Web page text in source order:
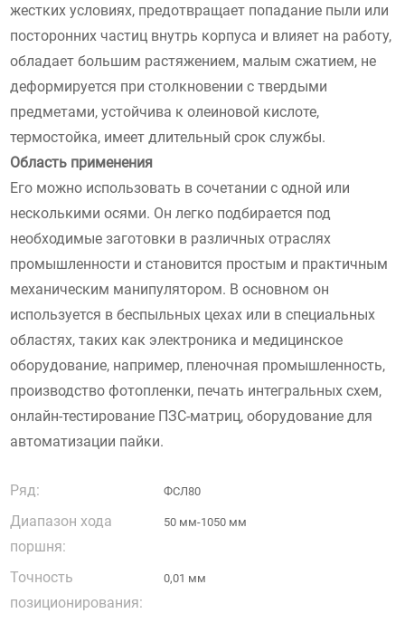
жестких условиях, предотвращает попадание пыли или
посторонних частиц внутрь корпуса и влияет на работу,
обладает большим растяжением, малым сжатием, не
деформируется при столкновении с твердыми
предметами, устойчива к олеиновой кислоте,
термостойка, имеет длительный срок службы.
Область применения
Его можно использовать в сочетании с одной или
несколькими осями. Он легко подбирается под
необходимые заготовки в различных отраслях
промышленности и становится простым и практичным
механическим манипулятором. В основном он
используется в беспыльных цехах или в специальных
областях, таких как электроника и медицинское
оборудование, например, пленочная промышленность,
производство фотопленки, печать интегральных схем,
онлайн-тестирование ПЗС-матриц, оборудование для
автоматизации пайки.
Ряд: ФСЛ80
Диапазон хода
поршня:
50 мм-1050 мм
Точность
позиционирования:
0,01 мм